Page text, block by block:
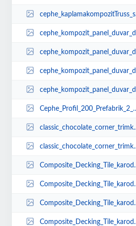
cephe_kaplamakompozitTruss_siding_cephe_kaplamakompozittrk_siding_Ahap_Plasti...
cephe_kompozit_panel_duvar_dekor.png
cephe_kompozit_panel_duvar_dekoratif_model.png
cephe_kompozit_panel_duvar_dekoratif_parke.png
cephe_kompozit_panel_duvar_dekoratif_wpc.png
Cephe_Profil_200_Prefabrik_2_03389ee826a38485d656dbb80a3ec799_2___Kopya_2.jpg
classic_chocolate_corner_trimkebent_plastik_teak_ahap_fiyatlar_plastik_fiyatl...
classic_chocolate_corner_trimkebent_plastik_teak_ahap_fiyatlar_plastik_fiyatl...
Composite_Decking_Tile_karodeckplastikgemelikarobalkonbaheplastik_gemelifiyat...
Composite_Decking_Tile_karodeckplastikgemelikarobalkonbaheplastik_gemelifiyat...
Composite_Decking_Tile_karodeckplastikgemelikarobalkonbaheplastik_gemelifiyat...
Composite_Decking_Tile_karodeckplastikgemelikarobalkonbaheplastik_gemelifiyat...